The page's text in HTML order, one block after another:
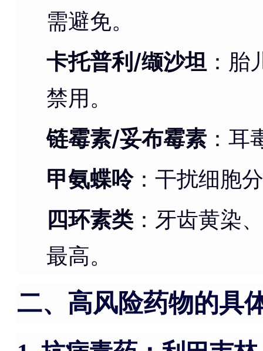
需避免。
卡托普利/缬沙坦 ：
禁用。
链霉素/妥布霉素 ：
甲氨蝶呤：干扰细胞
四环素类 ：牙齿黄染
最高。
二、高风险药物的具